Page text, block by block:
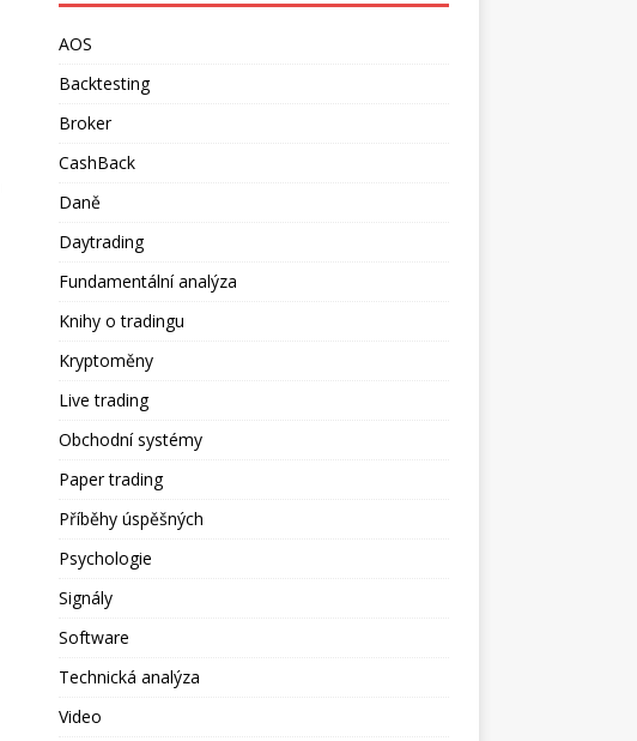
AOS
Backtesting
Broker
CashBack
Daně
Daytrading
Fundamentální analýza
Knihy o tradingu
Kryptoměny
Live trading
Obchodní systémy
Paper trading
Příběhy úspěšných
Psychologie
Signály
Software
Technická analýza
Video